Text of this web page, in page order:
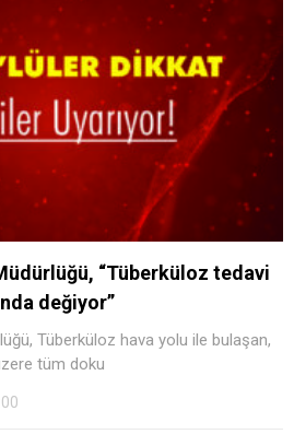
“Tüberküloz tedavi
değiyor”
Tüberküloz hava yolu ile bulaşan,
tüm doku